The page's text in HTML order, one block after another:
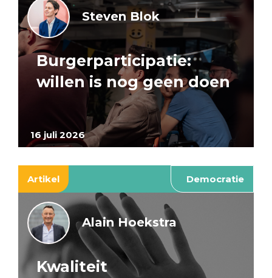
16 juli 2026
Steven Blok
Burgerparticipatie:
willen is nog geen doen
Artikel Democratie
Alain Hoekstra
Kwaliteit